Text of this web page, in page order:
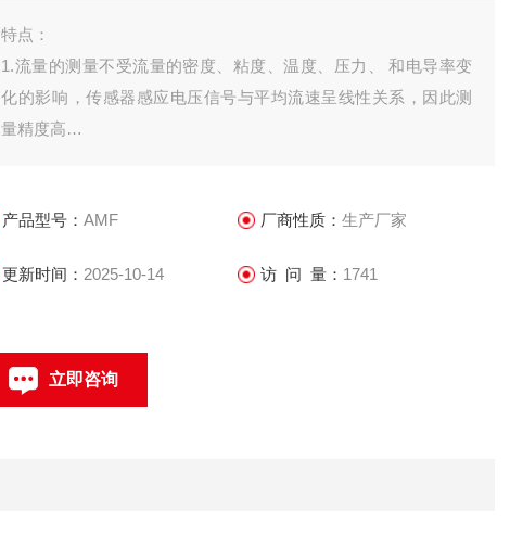
特点：
1.流量的测量不受流量的密度、粘度、温度、压力、 和电导率变
化的影响，传感器感应电压信号与平均流速呈线性关系，因此测
量精度高
3.传感器所需的直管段较短，方便安装
和内衬材料，可耐腐蚀和磨损
产品型号：AMF 厂商性质： 生产厂家
更新时间： 2025-10-14 访 问 量： 1741
立即咨询